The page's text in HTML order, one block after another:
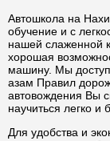
Автошкола на
обучение и с
нашей слаженной
хорошая
машину. Мы
азам Правил
автовождения Вы
научиться легко и
Для удобства и